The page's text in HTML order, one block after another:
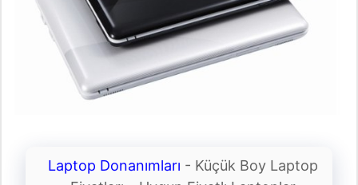
Laptop Donanımları - Küçük Boy Laptop